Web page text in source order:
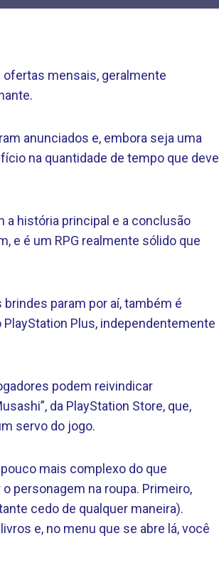
ofertas mensais, geralmente
anunciados e, embora seja uma
na quantidade de tempo que deve
a história principal e a conclusão
e é um RPG realmente sólido que
param por aí, também é
Plus, independentemente
podem reivindicar
da PlayStation Store, que,
servo do jogo.
mais complexo do que
personagem na roupa. Primeiro,
cedo de qualquer maneira).
e, no menu que se abre lá, você